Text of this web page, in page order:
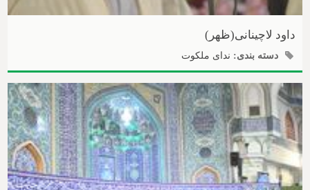
داود لاچینانی(ظهر)
دسته بندی: ندای ملکوت